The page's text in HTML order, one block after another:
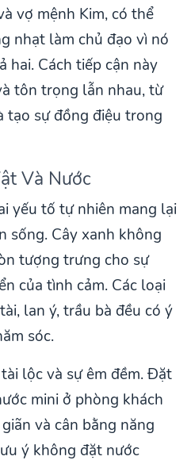
vợ mệnh Kim, có thể
nhạt làm chủ đạo vì nó
hai. Cách tiếp cận này
tôn trọng lẫn nhau, từ
tạo sự đồng điệu trong
Và Nước
yếu tố tự nhiên mang lại
sống. Cây xanh không
tượng trưng cho sự
của tình cảm. Các loại
lan ý, trầu bà đều có ý
sóc.
lộc và sự êm đềm. Đặt
mini ở phòng khách
và cân bằng năng
ý không đặt nước